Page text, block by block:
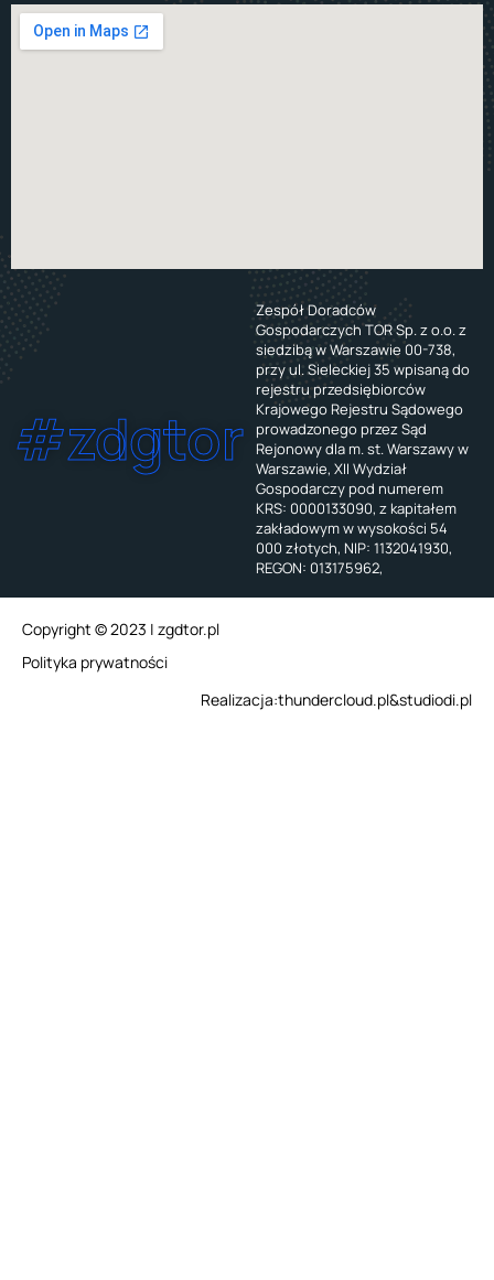
#zdgtor
Zespół Doradców
Gospodarczych TOR Sp. z o.o. z
siedzibą w Warszawie 00-738,
przy ul. Sieleckiej 35 wpisaną do
rejestru przedsiębiorców
Krajowego Rejestru Sądowego
prowadzonego przez Sąd
Rejonowy dla m. st. Warszawy w
Warszawie, XII Wydział
Gospodarczy pod numerem
KRS: 0000133090, z kapitałem
zakładowym w wysokości 54
000 złotych, NIP: 1132041930,
REGON: 013175962,
Copyright © 2023 | zgdtor.pl
Polityka prywatności
studiodi.pl
&
thundercloud.pl
Realizacja: